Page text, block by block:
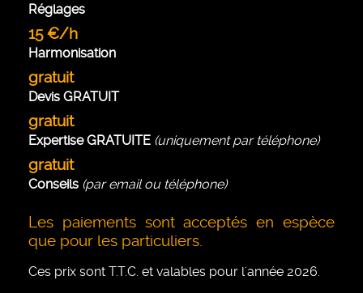
Réglages
15 €/h
Harmonisation
gratuit
Devis GRATUIT
gratuit
Expertise GRATUITE (uniquement par téléphone)
gratuit
Conseils (par email ou téléphone)
Les paiements sont acceptés en espèce
que pour les particuliers.
Ces prix sont T.T.C. et valables pour l'année 2026.